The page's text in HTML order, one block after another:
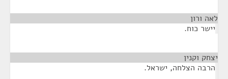
לאה ורון
יישר כוח.
יצחק וקנין
הרבה הצלחה, ישראל.